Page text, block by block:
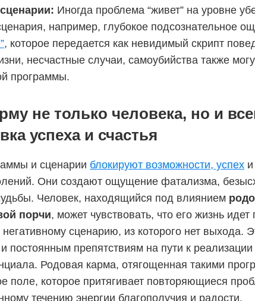
Иногда проблема “живет” на уровне
например, глубокое подсознательное
, которое передается как невидимый скрипт
несчастные случаи, самоубийства также
программы.
не только человека, но и
успеха и счастья
и сценарии блокируют возможности, успех
Они создают ощущение фатализма,
Человек, находящийся под влиянием
порчи, может чувствовать, что его жизнь идет
сценарию, из которого нет выхода.
и постоянным препятствиям на пути к реализации
Родовая карма, отягощенная такими
поле, которое притягивает повторяющиеся
течению энергии благополучия и радости.